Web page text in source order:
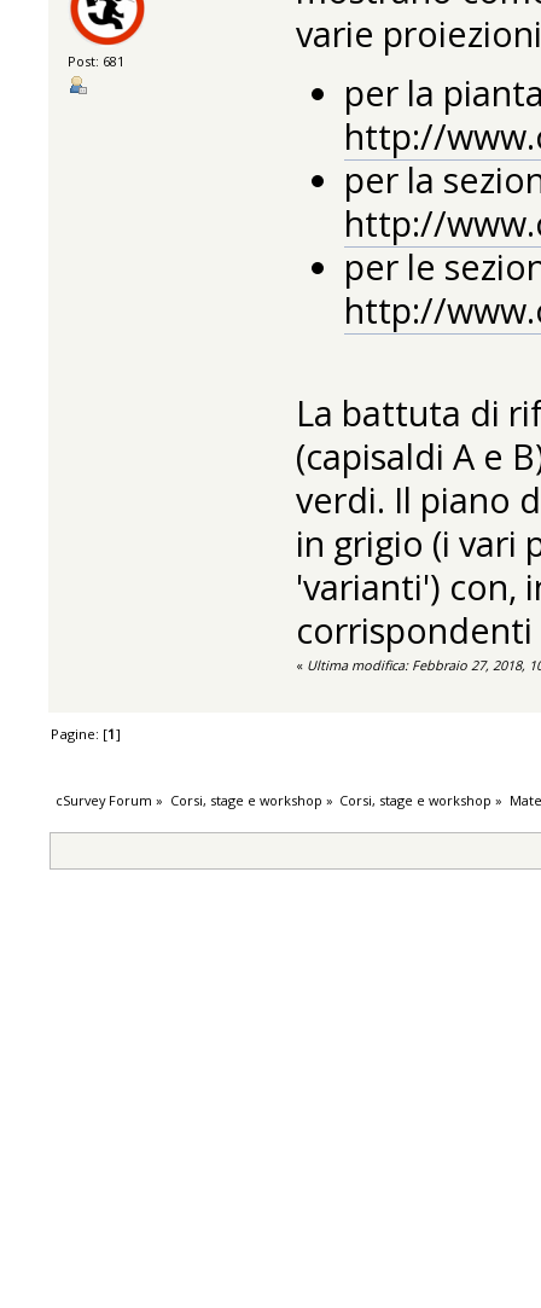
Post: 681
varie
per la
http://
per la
http://
per le
http://
La battuta di
(capisaldi A e
verdi. Il piano
in grigio (i vari
'varianti') con,
« Ultima modifica: Febbraio 27, 2018,
Pagine: [1]
cSurvey Forum » Corsi, stage e workshop » Corsi, stage e workshop »